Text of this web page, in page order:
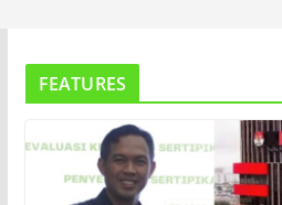
FEATURES